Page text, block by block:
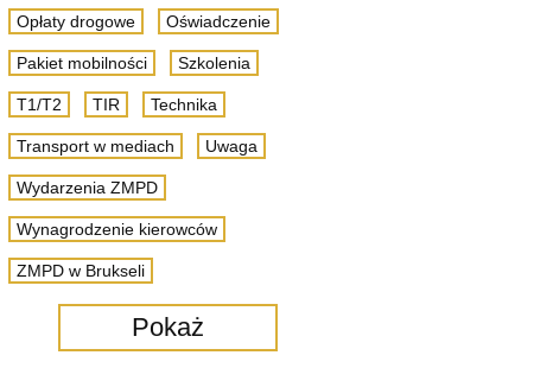
Opłaty drogowe Oświadczenie
Pakiet mobilności Szkolenia
T1/T2 TIR Technika
Transport w mediach Uwaga
Wydarzenia ZMPD
Wynagrodzenie kierowców
ZMPD w Brukseli
Pokaż